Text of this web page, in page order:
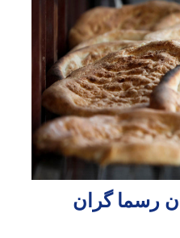
رسما گران